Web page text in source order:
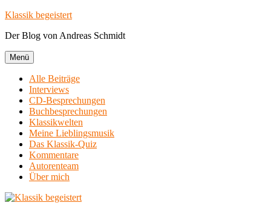
Zum
springen
Klassik begeistert
Der Blog von Andreas Schmidt
Menü
Alle Beiträge
Interviews
CD-Besprechungen
Buchbesprechungen
Klassikwelten
Meine Lieblingsmusik
Das Klassik-Quiz
Kommentare
Autorenteam
Über mich